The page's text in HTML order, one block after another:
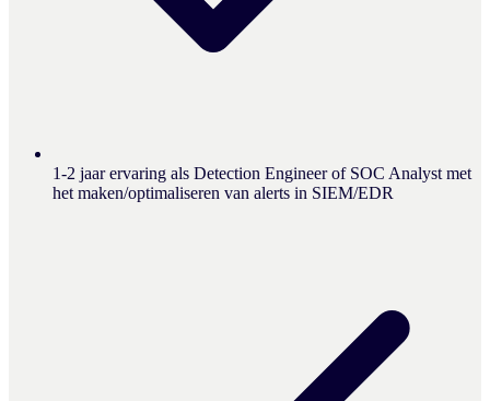
1-2 jaar ervaring als Detection Engineer of SOC Analyst met
het maken/optimaliseren van alerts in SIEM/EDR